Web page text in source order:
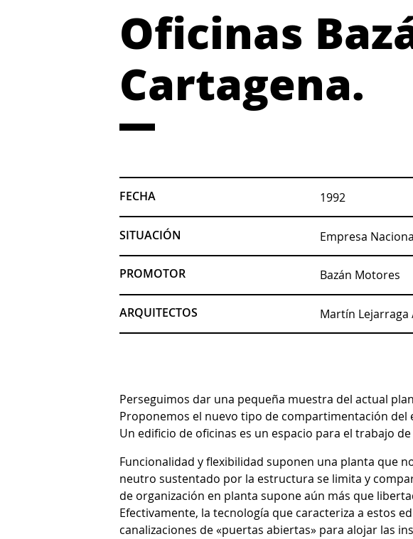
Oficinas
Cartagena.
FECHA 1992
SITUACIÓN Empresa
PROMOTOR Bazán Motores
ARQUITECTOS Martín
Perseguimos dar una pequeña muestra del actual
Proponemos el nuevo tipo de compartimentación del
Un edificio de oficinas es un espacio para el trabajo
Funcionalidad y flexibilidad suponen una planta que
neutro sustentado por la estructura se limita y
de organización en planta supone aún más que
Efectivamente, la tecnología que caracteriza a estos
canalizaciones de «puertas abiertas» para alojar las